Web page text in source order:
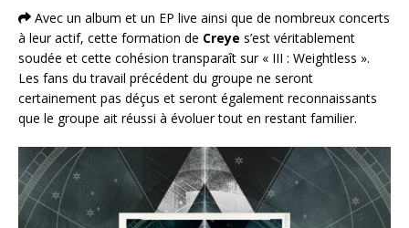
Avec un album et un EP live ainsi que de nombreux concerts
à leur actif, cette formation de Creye s’est véritablement
soudée et cette cohésion transparaît sur « III : Weightless ».
Les fans du travail précédent du groupe ne seront
certainement pas déçus et seront également reconnaissants
que le groupe ait réussi à évoluer tout en restant familier.